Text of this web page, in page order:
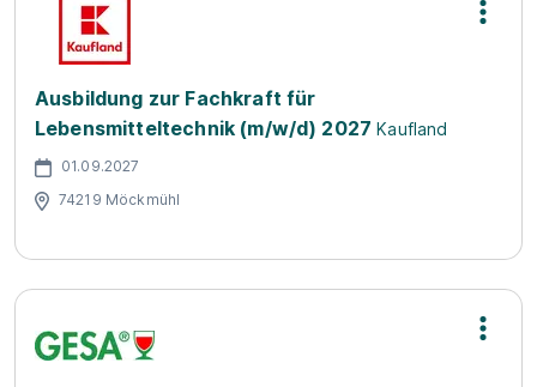
Ausbildung zur Fachkraft für
Lebensmitteltechnik (m/w/d) 2027 Kaufland
01.09.2027
74219 Möckmühl